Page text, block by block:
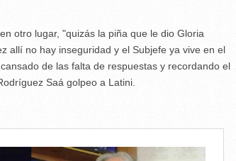
otro lugar, "quizás la piña que le dio Gloria
allí no hay inseguridad y el Subjefe ya vive en el
de las falta de respuestas y recordando el
Saá golpeo a Latini.